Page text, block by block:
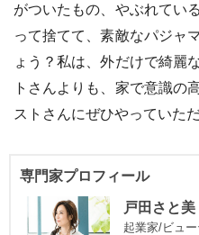
がついたもの、やぶれてい
って捨てて、素敵なパジャ
ょう？私は、外だけで綺麗
トさんよりも、家で意識の
ストさんにぜひやっていた
専門家プロフィール
戸田さと美
起業家/ビュ